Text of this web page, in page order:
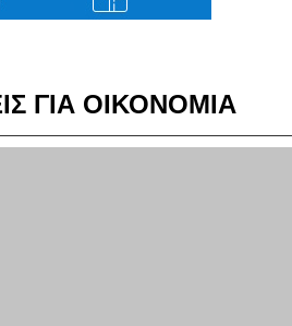
ΓΙΑ ΟΙΚΟΝΟΜΙΑ